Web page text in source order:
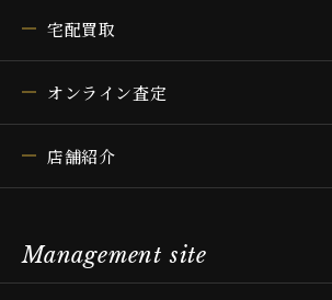
宅配買取
オンライン査定
店舗紹介
Management site